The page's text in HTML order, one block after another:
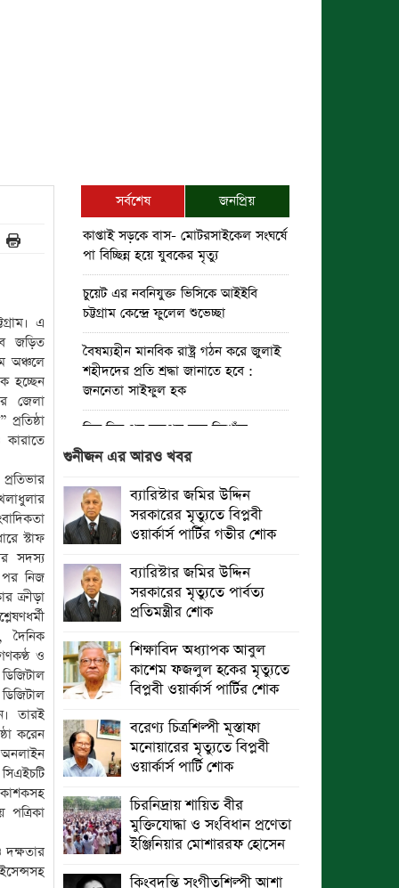
এ
জড়িত
অঞ্চলে
হচ্ছেন
জেলা
স্টাফ
সদস্য
পর নিজ
ক্রীড়া
দৈনিক
ও
তারই
করেন
দক্ষতার
সর্বশেষ
জনপ্রিয়
কাপ্তাই সড়কে বাস- মোটরসাইকেল সংঘর্ষে
পা বিচ্ছিন্ন হয়ে যুবকের মৃত্যু
চুয়েট এর নবনিযুক্ত ভিসিকে আইইবি
চট্টগ্রাম কেন্দ্রে ফুলেল শুভেচ্ছা
বৈষম্যহীন মানবিক রাষ্ট্র গঠন করে জুলাই
শহীদদের প্রতি শ্রদ্ধা জানাতে হবে :
জননেতা সাইফুল হক
তিন দিন পর ব্রহ্মপুত্র নদে নিখোঁজ
সাইফুলের মরদেহ গফরগাঁও থেকে উদ্ধার
ব্রহ্মপুত্র নদে নিখোঁজ কৃষকের সন্ধান
মেলেনি
রাঙ্গুনিয়ায় জুলাই গণঅভ্যুত্থান দিবস
পালিত
পার্বতীপুরে জুলাই গণঅভ্যুত্থান দিবস
পালন
আত্রাইয়ে যথাযোগ্য মর্যাদায় ‘জুলাই
গণঅভ্যুত্থান দিবস’ পালিত
ঝালকাঠিতে জুলাই গণঅভ্যুত্থান দিবস
পালিত
রাবিপ্রবি’তে ‘জুলাই গণঅভ্যুত্থান
দিবস-২০২৬’ উদযাপিত
গুনীজন এর আরও খবর
ব্যারিস্টার জমির উদ্দিন
সরকারের মৃত্যুতে বিপ্লবী
ওয়ার্কার্স পার্টির গভীর শোক
ব্যারিস্টার জমির উদ্দিন
সরকারের মৃত্যুতে পার্বত্য
প্রতিমন্ত্রীর শোক
শিক্ষাবিদ অধ্যাপক আবুল
কাশেম ফজলুল হকের মৃত্যুতে
বিপ্লবী ওয়ার্কার্স পার্টির শোক
বরেণ্য চিত্রশিল্পী মূস্তাফা
মনোয়ারের মৃত্যুতে বিপ্লবী
ওয়ার্কার্স পার্টি শোক
চিরনিদ্রায় শায়িত বীর
মুক্তিযোদ্ধা ও সংবিধান প্রণেতা
ইঞ্জিনিয়ার মোশাররফ হোসেন
কিংবদন্তি সংগীতশিল্পী আশা